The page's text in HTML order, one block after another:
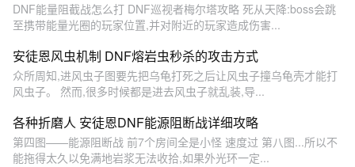
DNF能量阻截战怎么打 DNF巡视者梅尔塔攻略 死从天降:boss会跳
至携带能量光圈的玩家位置,并对附近的玩家造成伤害...
安徒恩风虫机制 DNF熔岩虫秒杀的攻击方式
众所周知,进风虫子图要先把乌龟打死之后让风虫子撞乌龟壳才能打
风虫子。 然而,很多时候都是进去风虫子就乱装,导...
各种折磨人 安徒恩DNF能源阻断战详细攻略
第四图——能源阻断战 前7个房间全是小怪 速度过 第八图...所以不
能拖得太久以免满地岩浆无法收拾,如果外光环一定...